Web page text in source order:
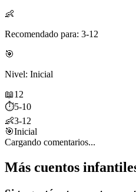
👶
Recomendado para: 3-12
🎯
Nivel: Inicial
📖12
⏱️5-10
👶3-12
🎯Inicial
Cargando comentarios...
Más cuentos